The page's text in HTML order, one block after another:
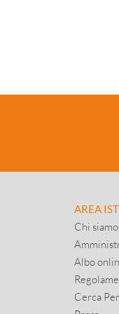
AREA
Chi siamo
Albo
Cerca